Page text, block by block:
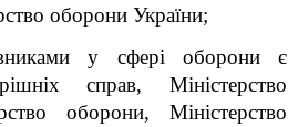
оборони України;
у сфері оборони є
справ, Міністерство
оборони, Міністерство